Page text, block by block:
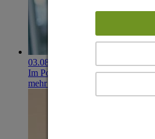
03.08.2026
Im Portfolio: Iset Telecom, IT für
mehr erfahren